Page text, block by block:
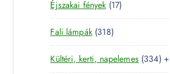
é
k
r
é
k
e
m
é
Éjszakai fények 171
7
e
r
Fali lámpák 3183
1
8
Kültéri, kerti, napelemes 3343 +